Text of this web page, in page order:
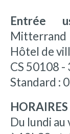
Entrée
Mitterrand
Hôtel de
CS 50108 -
Standard :
Du lundi